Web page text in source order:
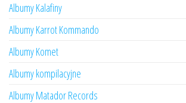
Albumy Kalafiny
Albumy Karrot Kommando
Albumy Komet
Albumy kompilacyjne
Albumy Matador Records